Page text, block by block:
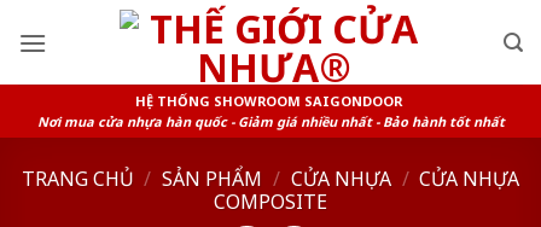
HỆ THỐNG SHOWROOM SAIGONDOOR
Nơi mua cửa nhựa hàn quốc - Giảm giá nhiều nhất - Bảo hành tốt nhất
TRANG CHỦ / SẢN PHẨM / CỬA NHỰA / CỬA NHỰA
COMPOSITE